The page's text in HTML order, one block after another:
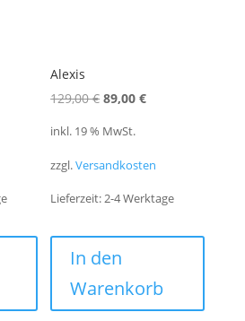
Alexis
129,00€ Ursprünglicher
129,00 €
89,00€Aktueller
89,00 €.
inkl. 19 % MwSt.
zzgl.Versandkosten
Lieferzeit:2-4 Werktage
In den
Warenkorb